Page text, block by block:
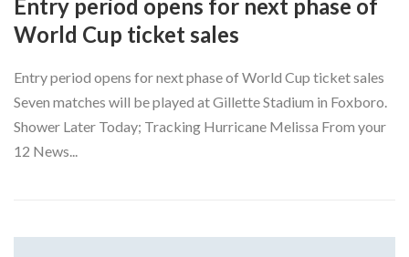
Entry period opens for next phase of
World Cup ticket sales
Entry period opens for next phase of World Cup ticket sales
Seven matches will be played at Gillette Stadium in Foxboro.
Shower Later Today; Tracking Hurricane Melissa From your
12 News...